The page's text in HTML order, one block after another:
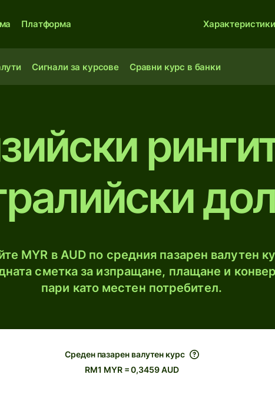
Платформа Характеристики
Сигнали за курсове Сравни курс в банки
MYR в AUD по средния пазарен валутен
сметка за изпращане, плащане и
пари като местен потребител.
Среден пазарен валутен курс
RM1 MYR = 0,3459 AUD